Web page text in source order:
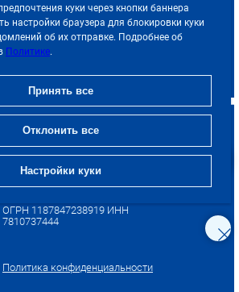
куки через кнопки баннера
настройки браузера для блокировки куки
об их отправке. Подробнее об
Политике.
Принять все
Отклонить все
Настройки куки
+7 812 309 75 93
192007, г. Санкт-Петербург, вн.тер.г.
МО Волковское, Лиговский пр., д.
153, лит. А,
ОГРН 1187847238919 ИНН
7810737444
Политика конфиденциальности